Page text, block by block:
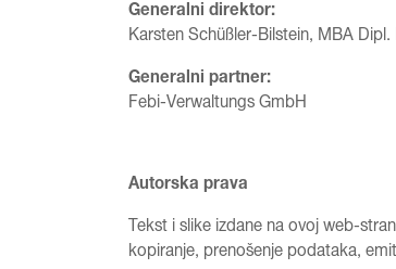
Generalni direktor:
Karsten Schüßler-Bilstein, MBA
Generalni partner:
Febi-Verwaltungs GmbH
Autorska prava
Tekst i slike izdane na ovoj web-
kopiranje, prenošenje podataka,